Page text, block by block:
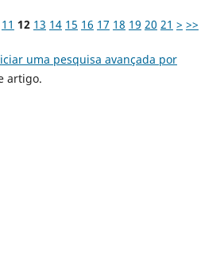
11 12 13 14 15 16 17 18 19 20 21 > >>
uma pesquisa avançada por
artigo.